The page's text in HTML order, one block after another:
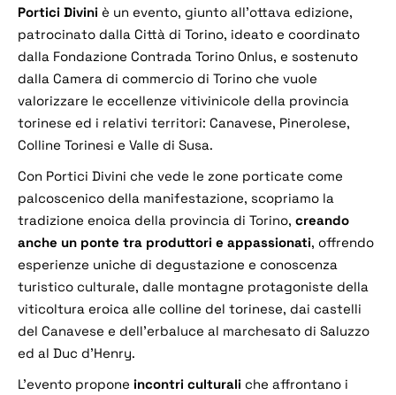
Portici Divini è un evento, giunto all’ottava edizione,
patrocinato dalla Città di Torino, ideato e coordinato
dalla Fondazione Contrada Torino Onlus, e sostenuto
dalla Camera di commercio di Torino che vuole
valorizzare le eccellenze vitivinicole della provincia
torinese ed i relativi territori: Canavese, Pinerolese,
Colline Torinesi e Valle di Susa.
Con Portici Divini che vede le zone porticate come
palcoscenico della manifestazione, scopriamo la
tradizione enoica della provincia di Torino, creando
anche un ponte tra produttori e appassionati, offrendo
esperienze uniche di degustazione e conoscenza
turistico culturale, dalle montagne protagoniste della
viticoltura eroica alle colline del torinese, dai castelli
del Canavese e dell’erbaluce al marchesato di Saluzzo
ed al Duc d’Henry.
L’evento propone incontri culturali che affrontano i